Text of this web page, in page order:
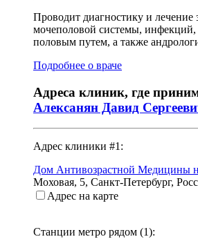
Проводит диагностику и лечение
мочеполовой системы,
половым путем, а также
Подробнее о враче
Адреса клиник, где
Алексанян Давид
Адрес клиники #1:
Дом Антивозрастной Медицины
Моховая, 5, Санкт-Петербург,
Адрес на карте
Станции метро рядом (1):